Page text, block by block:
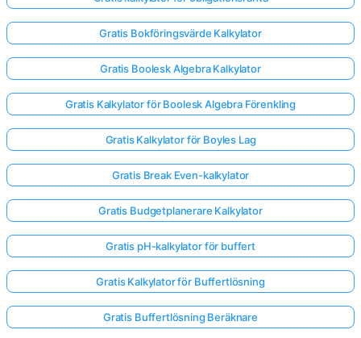
Gratis Bokföringsvärde Kalkylator
Gratis Boolesk Algebra Kalkylator
Gratis Kalkylator för Boolesk Algebra Förenkling
Gratis Kalkylator för Boyles Lag
Gratis Break Even-kalkylator
Gratis Budgetplanerare Kalkylator
Gratis pH-kalkylator för buffert
Gratis Kalkylator för Buffertlösning
Gratis Buffertlösning Beräknare